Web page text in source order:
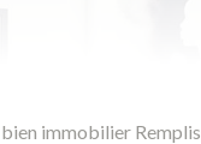
immobilier